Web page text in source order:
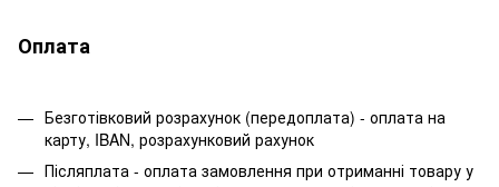
Оплата
Безготівковий розрахунок (передоплата) - оплата на
карту, IBAN, розрахунковий рахунок
Післяплата - оплата замовлення при отриманні товару у